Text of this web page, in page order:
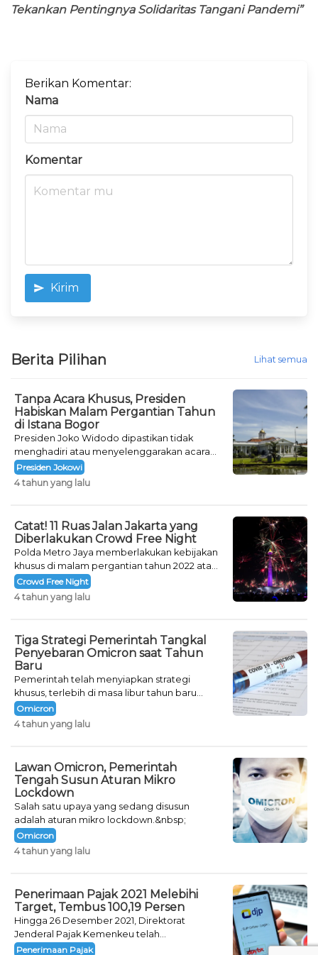
Tekankan Pentingnya Solidaritas Tangani Pandemi”
Berikan Komentar:
Nama
Komentar
Kirim
Berita Pilihan Lihat semua
Tanpa Acara Khusus, Presiden
Habiskan Malam Pergantian Tahun
di Istana Bogor
Presiden Joko Widodo dipastikan tidak
menghadiri atau menyelenggarakan acara
khusus untuk mengisi malam pergantian
tahun.
Presiden Jokowi
4 tahun yang lalu
Catat! 11 Ruas Jalan Jakarta yang
Diberlakukan Crowd Free Night
Polda Metro Jaya memberlakukan kebijakan
khusus di malam pergantian tahun 2022 atau
Crowd Free Night selama dua hari.
Crowd Free Night
4 tahun yang lalu
Tiga Strategi Pemerintah Tangkal
Penyebaran Omicron saat Tahun
Baru
Pemerintah telah menyiapkan strategi
khusus, terlebih di masa libur tahun baru
seperti saat ini.
Omicron
4 tahun yang lalu
Lawan Omicron, Pemerintah
Tengah Susun Aturan Mikro
Lockdown
Salah satu upaya yang sedang disusun
adalah aturan mikro lockdown.&nbsp;
Omicron
4 tahun yang lalu
Penerimaan Pajak 2021 Melebihi
Target, Tembus 100,19 Persen
Hingga 26 Desember 2021, Direktorat
Jenderal Pajak Kemenkeu telah
mencatatkan jumlah neto penerimaan pajak
Penerimaan Pajak